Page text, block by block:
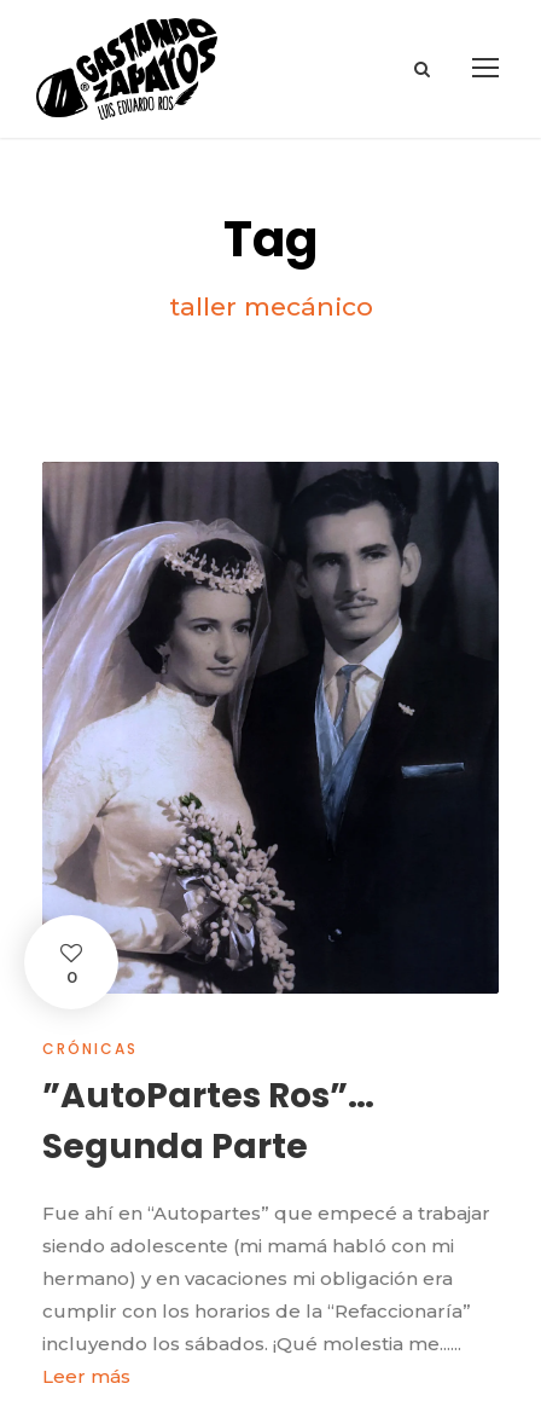
Tag
taller mecánico
0
CRÓNICAS
”AutoPartes Ros”…
Segunda Parte
Fue ahí en “Autopartes” que empecé a trabajar
siendo adolescente (mi mamá habló con mi
hermano) y en vacaciones mi obligación era
cumplir con los horarios de la “Refaccionaría”
incluyendo los sábados. ¡Qué molestia me......
Leer más